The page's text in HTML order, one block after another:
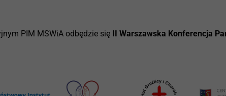
PIM MSWiA odbędzie się II Warszawska Konferencja